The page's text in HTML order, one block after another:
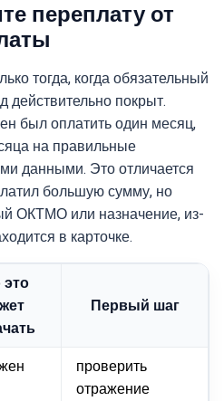
переплату от
тогда, когда обязательный
действительно покрыт.
был оплатить один месяц,
на правильные
данными. Это отличается
большую сумму, но
ОКТМО или назначение, из-
в карточке.
это
Первый шаг
проверить
отражение